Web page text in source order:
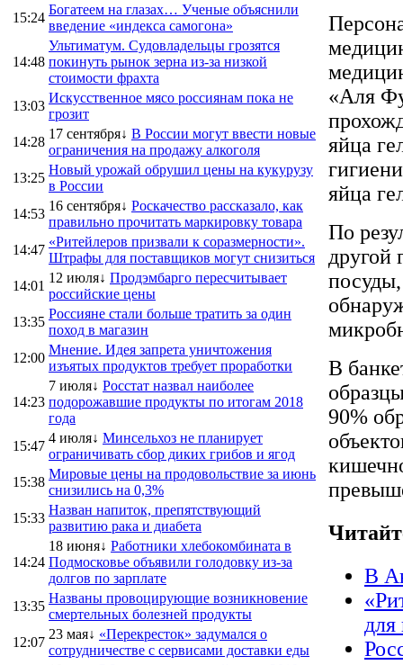
15:24
Богатеем на глазах… Ученые объяснили
введение «индекса самогона»
14:48
Ультиматум. Судовладельцы грозятся
покинуть рынок зерна из-за низкой
стоимости фрахта
13:03
Искусственное мясо россиянам пока не
грозит
14:28
17 сентября↓ В России могут ввести новые
ограничения на продажу алкоголя
13:25
Новый урожай обрушил цены на кукурузу
в России
14:53
16 сентября↓ Роскачество рассказало, как
правильно прочитать маркировку товара
14:47
«Ритейлеров призвали к соразмерности».
Штрафы для поставщиков могут снизиться
14:01
12 июля↓ Продэмбарго пересчитывает
российские цены
13:35
Россияне стали больше тратить за один
поход в магазин
12:00
Мнение. Идея запрета уничтожения
изъятых продуктов требует проработки
14:23
7 июля↓ Росстат назвал наиболее
подорожавшие продукты по итогам 2018
года
15:47
4 июля↓ Минсельхоз не планирует
ограничивать сбор диких грибов и ягод
15:38
Мировые цены на продовольствие за июнь
снизились на 0,3%
15:33
Назван напиток, препятствующий
развитию рака и диабета
14:24
18 июня↓ Работники хлебокомбината в
Подмосковье объявили голодовку из-за
долгов по зарплате
13:35
Названы провоцирующие возникновение
смертельных болезней продукты
12:07
23 мая↓ «Перекресток» задумался о
сотрудничестве с сервисами доставки еды
«Аля
яйца
яйца
По
другой
В
90%
В
для